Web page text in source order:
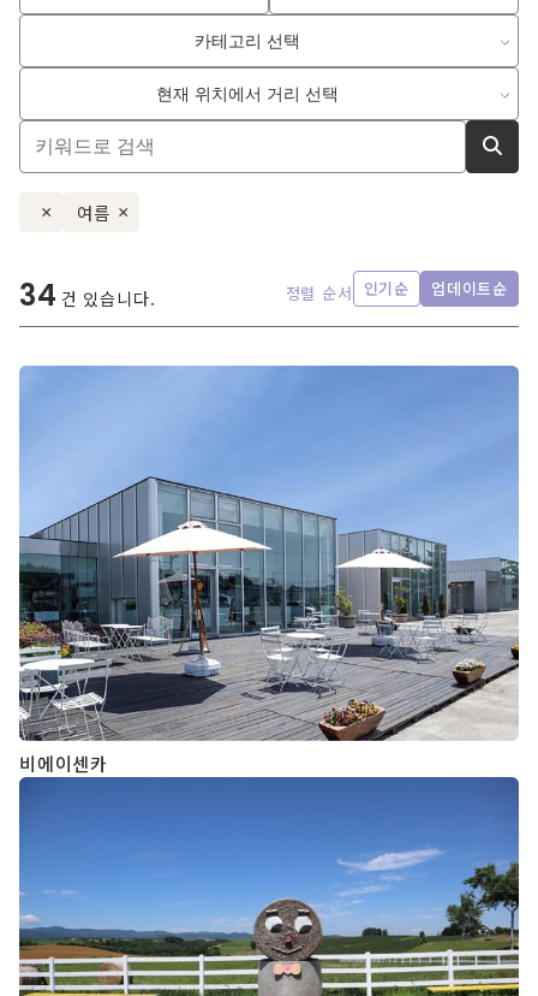
카테고리 선택
현재 위치에서 거리 선택
× 여름 ×
34 건 있습니다. 정렬 순서 인기순 업데이트순
비에이센카